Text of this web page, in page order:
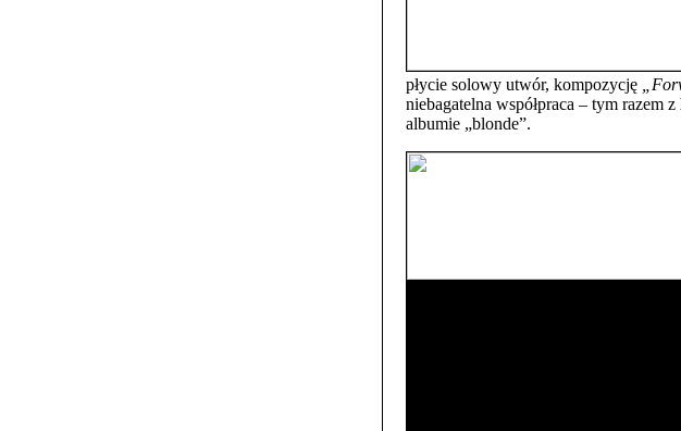
płycie solowy utwór, kompozycję
niebagatelna współpraca – tym razem z
albumie „blonde”.